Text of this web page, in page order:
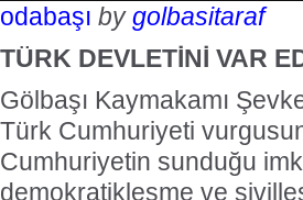
odabaşı bygolbasitaraf
TÜRK DEVLETİNİ VAR
Gölbaşı Kaymakamı
Türk Cumhuriyeti
Cumhuriyetin sunduğu
demokratikleşme ve